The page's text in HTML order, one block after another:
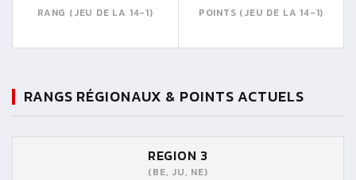
RANG (JEU DE LA 14-1) POINTS (JEU DE LA 14-1)
RANGS RÉGIONAUX & POINTS ACTUELS
REGION 3
(BE, JU, NE)